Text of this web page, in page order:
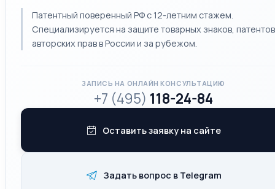
Патентный поверенный РФ с 12-летним стажем.
Специализируется на защите товарных знаков,
авторских прав в России и за рубежом.
ЗАПИСЬ НА ОНЛАЙН КОНСУЛЬТАЦИЮ
+7 (495) 118-24-84
Оставить заявку на сайте
Задать вопрос в Telegram